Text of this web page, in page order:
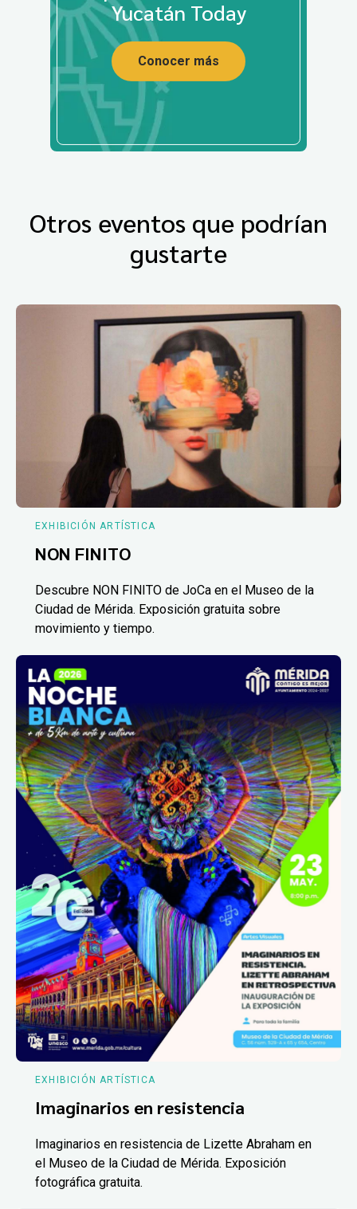
Yucatán Today
Conocer más
Otros eventos que podrían
gustarte
EXHIBICIÓN ARTÍSTICA
NON FINITO
Descubre NON FINITO de JoCa en el Museo de la
Ciudad de Mérida. Exposición gratuita sobre
movimiento y tiempo.
EXHIBICIÓN ARTÍSTICA
Imaginarios en resistencia
Imaginarios en resistencia de Lizette Abraham en
el Museo de la Ciudad de Mérida. Exposición
fotográfica gratuita.